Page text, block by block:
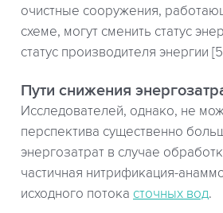
очистные сооружения,
схеме, могут сменить статус
статус производителя энергии
Пути снижения
Исследователей, однако, не
перспектива существенно
энергозатрат в случае
частичная нитрификация-
исходного потока сточных вод.